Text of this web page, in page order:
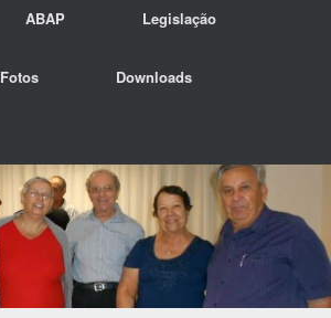
ABAP Legislação
Fotos Downloads